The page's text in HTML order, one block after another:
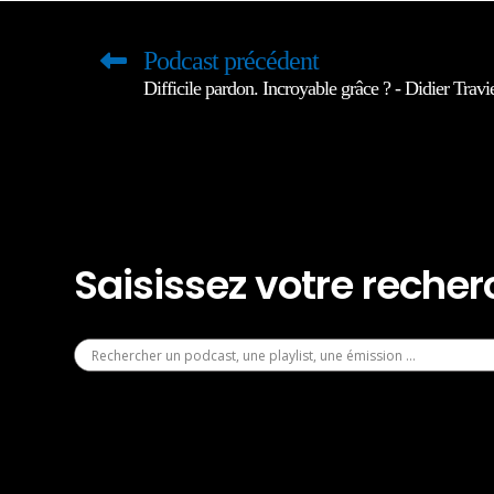
Podcast précédent
Difficile pardon. Incroyable grâce ? - Didier
Saisissez votre